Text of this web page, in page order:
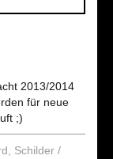
2013/2014
für neue
;)
Schilder /